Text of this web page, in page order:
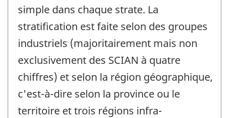
simple dans chaque strate. La
stratification est faite selon des groupes
industriels (majoritairement mais non
exclusivement des SCIAN à quatre
chiffres) et selon la région géographique,
c'est-à-dire selon la province ou le
territoire et trois régions infra-